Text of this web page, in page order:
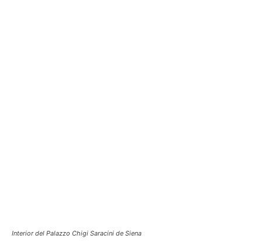
Interior del Palazzo Chigi Saracini de Siena